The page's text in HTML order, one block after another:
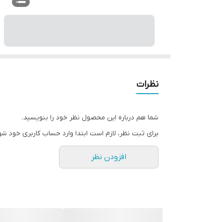
نظرات
شما هم درباره این محصول نظر خود را بنویسید.
برای ثبت نظر، لازم است ابتدا وارد حساب کاربری خود
افزودن نظر